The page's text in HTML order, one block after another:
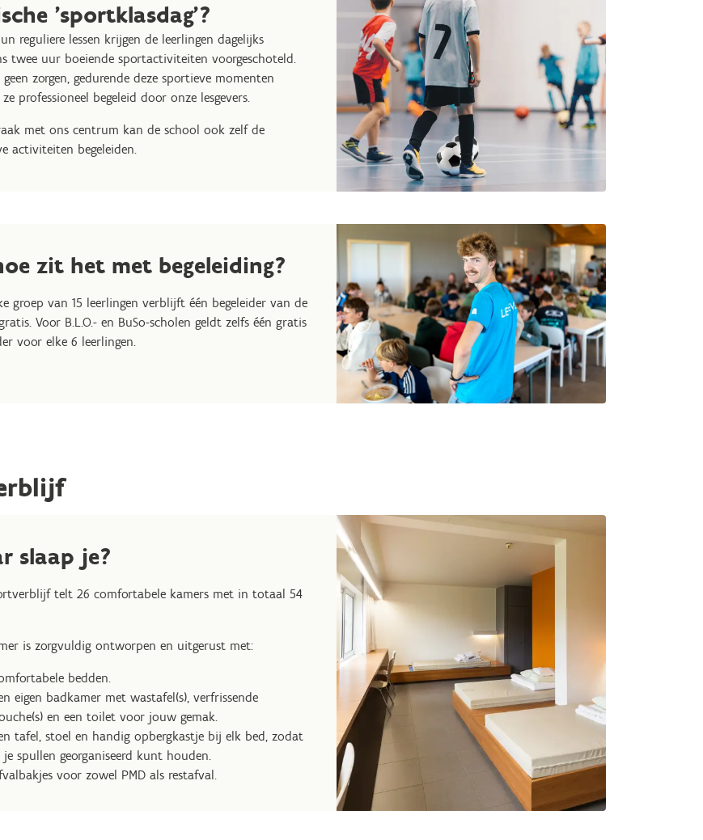
'sportklasdag'?
reguliere lessen krijgen de leerlingen dagelijks
twee uur boeiende sportactiviteiten voorgeschoteld.
geen zorgen, gedurende deze sportieve momenten
professioneel begeleid door onze lesgevers.
met ons centrum kan de school ook zelf de
activiteiten begeleiden.
zit het met begeleiding?
groep van 15 leerlingen verblijft één begeleider van de
Voor B.L.O.- en BuSo-scholen geldt zelfs één gratis
voor elke 6 leerlingen.
slaap je?
telt 26 comfortabele kamers met in totaal 54
is zorgvuldig ontworpen en uitgerust met:
bedden.
eigen badkamer met wastafel(s), verfrissende
en een toilet voor jouw gemak.
tafel, stoel en handig opbergkastje bij elk bed, zodat
je spullen georganiseerd kunt houden.
voor zowel PMD als restafval.